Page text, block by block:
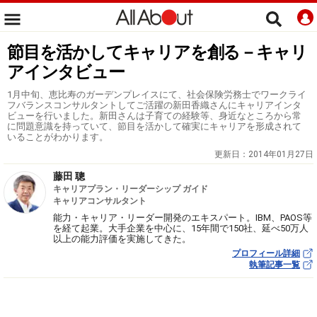
節目を活かしてキャリアを創る－キャリ
アインタビュー
1月中旬、恵比寿のガーデンプレイスにて、社会保険労務士でワークライ
フバランスコンサルタントしてご活躍の新田香織さんにキャリアインタ
ビューを行いました。新田さんは子育ての経験等、身近なところから常
に問題意識を持っていて、節目を活かして確実にキャリアを形成されて
いることがわかります。
更新日： 2014年01月27日
藤田 聰
キャリアプラン・リーダーシップ ガイド
キャリアコンサルタント
能力・キャリア・リーダー開発のエキスパート。IBM、PAOS等
を経て起業。大手企業を中心に、15年間で150社、延べ50万人
以上の能力評価を実施してきた。
プロフィール詳細
執筆記事一覧